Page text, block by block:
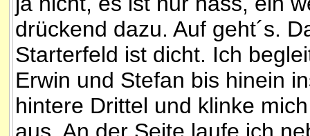
drückend dazu. Auf geht´s.
Starterfeld ist dicht. Ich
Erwin und Stefan bis hinein
hintere Drittel und klinke